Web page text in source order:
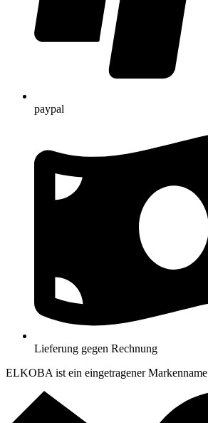
paypal
Lieferung gegen Rechnung
ELKOBA ist ein eingetragener Markenname